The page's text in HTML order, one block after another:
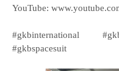
YouTube:
#gkbinternational
#gkbspacesuit